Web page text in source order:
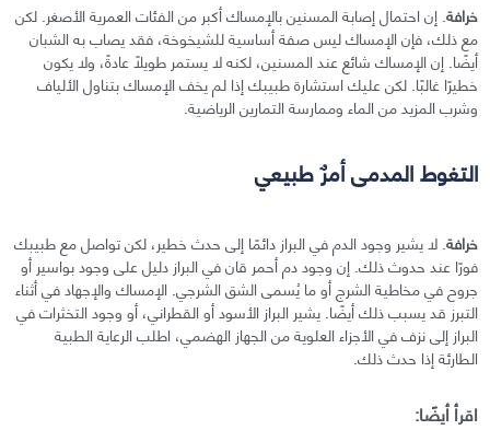
خرافة. إن احتمال إصابة المسنين بالإمساك أكبر من الفئات العمرية الأصغر. لكن
مع ذلك، فإن الإمساك ليس صفة أساسية للشيخوخة، فقد يصاب به الشبان
أيضًا. إن الإمساك شائع عند المسنين، لكنه لا يستمر طويلًا عادةً، ولا يكون
خطيرًا غالبًا. لكن عليك استشارة طبيبك إذا لم يخف الإمساك بتناول الألياف
وشرب المزيد من الماء وممارسة التمارين الرياضية.
التغوط المدمى أمرٌ طبيعي
خرافة. لا يشير وجود الدم في البراز دائمًا إلى حدث خطير، لكن تواصل مع طبيبك
فورًا عند حدوث ذلك. إن وجود دم أحمر قان في البراز دليل على وجود بواسير أو
جروح في مخاطية الشرج أو ما يُسمى الشق الشرجي. الإمساك والإجهاد في أثناء
التبرز قد يسبب ذلك أيضًا. يشير البراز الأسود أو القطراني، أو وجود التخثرات في
البراز إلى نزف في الأجزاء العلوية من الجهاز الهضمي، اطلب الرعاية الطبية
الطارئة إذا حدث ذلك.
اقرأ أيضًا: